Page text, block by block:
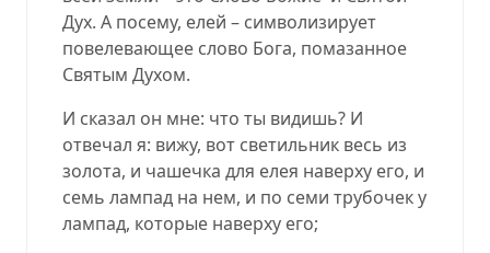
Дух. А посему, елей – символизирует
повелевающее слово Бога, помазанное
Святым Духом.
И сказал он мне: что ты видишь? И
отвечал я: вижу, вот светильник весь из
золота, и чашечка для елея наверху его, и
семь лампад на нем, и по семи трубочек у
лампад, которые наверху его;